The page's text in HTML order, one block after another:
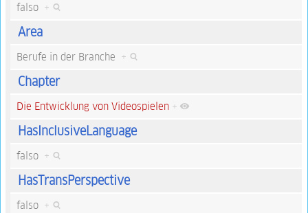
falso +
Area
Berufe in der Branche +
Chapter
Die Entwicklung von Videospielen +
HasInclusiveLanguage
falso +
HasTransPerspective
falso +